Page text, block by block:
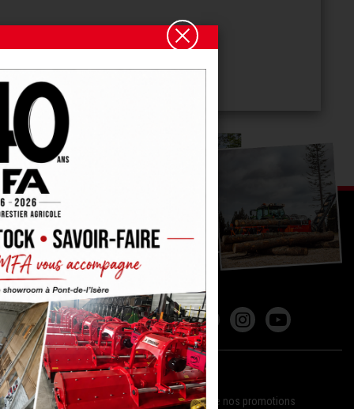
REJOIGNEZ
LA COMMUNAUTÉ MFA !
NEWSLETTER
Tenez-vous informés de nos nouveautés et de nos promotions